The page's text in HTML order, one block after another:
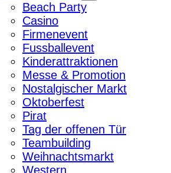
Beach Party
Casino
Firmenevent
Fussballevent
Kinderattraktionen
Messe & Promotion
Nostalgischer Markt
Oktoberfest
Pirat
Tag der offenen Tür
Teambuilding
Weihnachtsmarkt
Western